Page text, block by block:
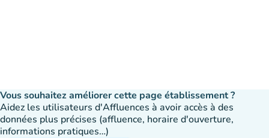
Vous souhaitez améliorer cette page établissement ?
Aidez les utilisateurs d'Affluences à avoir accès à des
données plus précises (affluence, horaire d'ouverture,
informations pratiques…)